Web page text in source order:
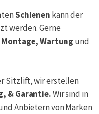
Schienen kann der
werden. Gerne
Montage, Wartung und
Sitzlift, wir erstellen
& Garantie.Wir sind in
Anbietern von Marken